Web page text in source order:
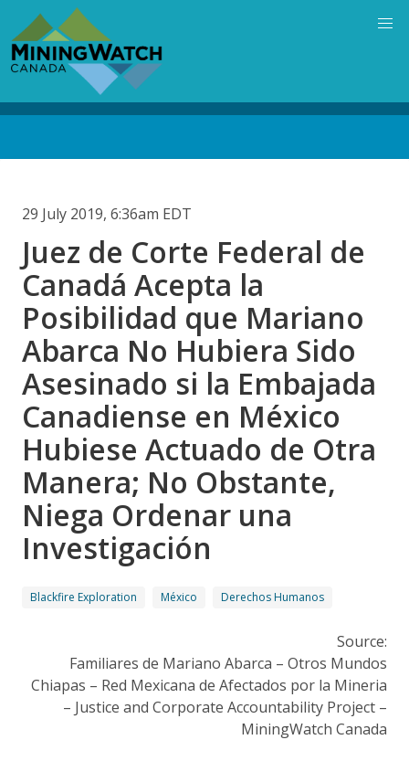
main
content
29 July 2019, 6:36am EDT
Juez de Corte Federal de
Canadá Acepta la
Posibilidad que Mariano
Abarca No Hubiera Sido
Asesinado si la Embajada
Canadiense en México
Hubiese Actuado de Otra
Manera; No Obstante,
Niega Ordenar una
Investigación
Blackfire Exploration México Derechos Humanos
Source:
Familiares de Mariano Abarca – Otros Mundos
Chiapas – Red Mexicana de Afectados por la Mineria
– Justice and Corporate Accountability Project –
MiningWatch Canada